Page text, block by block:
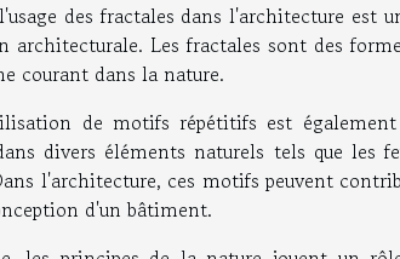
des fractales dans l'architecture est
architecturale. Les fractales sont des
courant dans la nature.
de motifs répétitifs est
divers éléments naturels tels que
l'architecture, ces motifs peuvent
d'un bâtiment.